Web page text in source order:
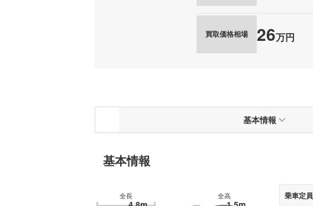
買取価格相場 26万円
基本情報
基本情報
全長 全高 乗車定員